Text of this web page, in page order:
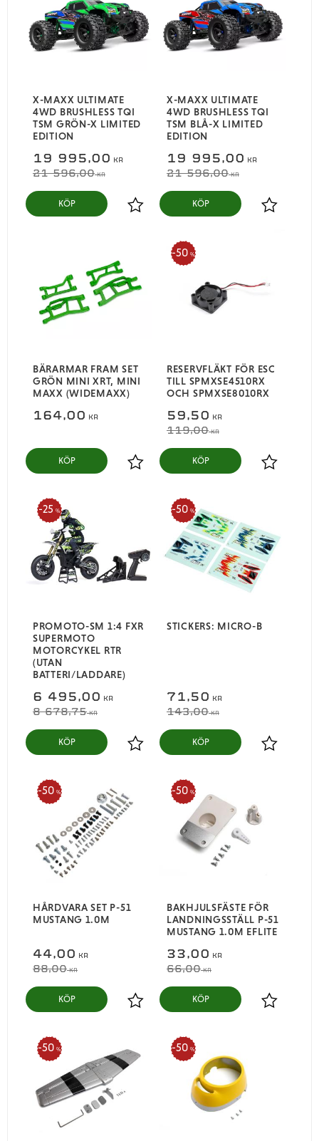
X-MAXX ULTIMATE
4WD BRUSHLESS TQI
TSM GRÖN-X LIMITED
EDITION
19 995,00 KR
21 596,00KR
Lägg till i favoriter
KÖP
X-MAXX ULTIMATE
4WD BRUSHLESS TQI
TSM BLÅ-X LIMITED
EDITION
19 995,00 KR
21 596,00KR
Lägg till i
KÖP
BÄRARMAR FRAM SET
GRÖN MINI XRT, MINI
MAXX (WIDEMAXX)
164,00 KR
Lägg till i favoriter
KÖP
RESERVFLÄKT FÖR ESC
TILL SPMXSE4510RX
OCH SPMXSE8010RX
59,50 KR
119,00KR
50 %
Lägg till i
KÖP
PROMOTO-SM 1:4 FXR
SUPERMOTO
MOTORCYKEL RTR
(UTAN
BATTERI/LADDARE)
6 495,00 KR
8 678,75KR
25 %
Lägg till i favoriter
KÖP
STICKERS: MICRO-B
71,50 KR
143,00KR
50 %
Lägg till i
KÖP
HÅRDVARA SET P-51
MUSTANG 1.0M
44,00 KR
88,00KR
50 %
Lägg till i favoriter
KÖP
BAKHJULSFÄSTE FÖR
LANDNINGSSTÄLL P-51
MUSTANG 1.0M EFLITE
33,00 KR
66,00KR
50 %
Lägg till i
KÖP
50 % 50 %